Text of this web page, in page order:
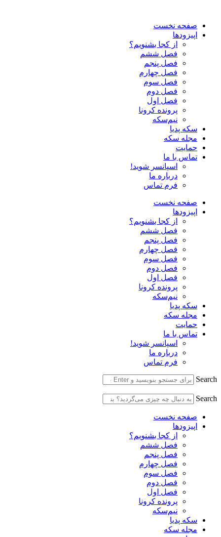
صفحه نخست
اپیزودها
از کجا بشنویم؟
فصل ششم
فصل پنجم
فصل چهارم
فصل سوم
فصل دوم
فصل اول
پرونده کرونا
نیم‌سکه
سکه پدیا
مجله سکه
حمایت
تماس با ما
اسپانسر شوید!
درباره ما
فرم تماس
صفحه نخست
اپیزودها
از کجا بشنویم؟
فصل ششم
فصل پنجم
فصل چهارم
فصل سوم
فصل دوم
فصل اول
پرونده کرونا
نیم‌سکه
سکه پدیا
مجله سکه
حمایت
تماس با ما
اسپانسر شوید!
درباره ما
فرم تماس
Search
Search
صفحه نخست
اپیزودها
از کجا بشنویم؟
فصل ششم
فصل پنجم
فصل چهارم
فصل سوم
فصل دوم
فصل اول
پرونده کرونا
نیم‌سکه
سکه پدیا
مجله سکه